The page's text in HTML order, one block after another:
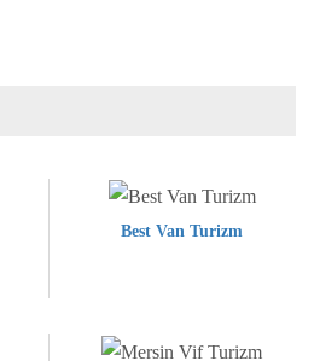
Best Van Turizm